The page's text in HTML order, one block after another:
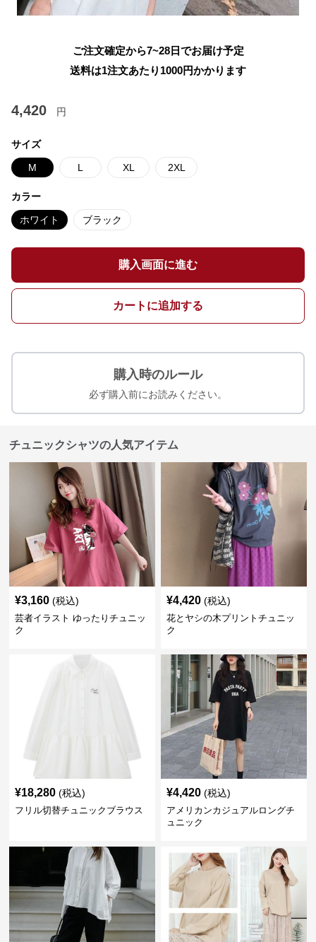
ご注文確定から7~28日でお届け予定
送料は1注文あたり 1000円かかります
4,420 円
サイズ
M L XL 2XL
カラー
ホワイト ブラック
購入画面に進む
カートに追加する
購入時のルール
必ず購入前にお読みください。
チュニックシャツの人気アイテム
¥3,160 (税込)
芸者イラスト ゆったりチュニッ
ク
¥4,420 (税込)
花とヤシの木プリントチュニッ
ク
¥18,280 (税込)
フリル切替チュニックブラウス
¥4,420 (税込)
アメリカンカジュアルロングチ
ュニック